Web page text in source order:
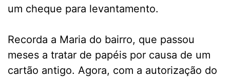
um cheque para levantamento.
Recorda a Maria do bairro, que passou
meses a tratar de papéis por causa de um
cartão antigo. Agora, com a autorização do